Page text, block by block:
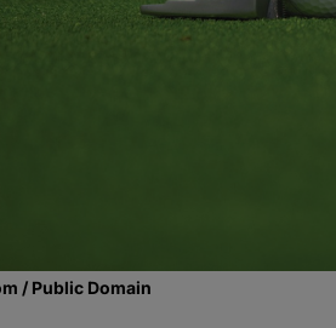
/ Public Domain